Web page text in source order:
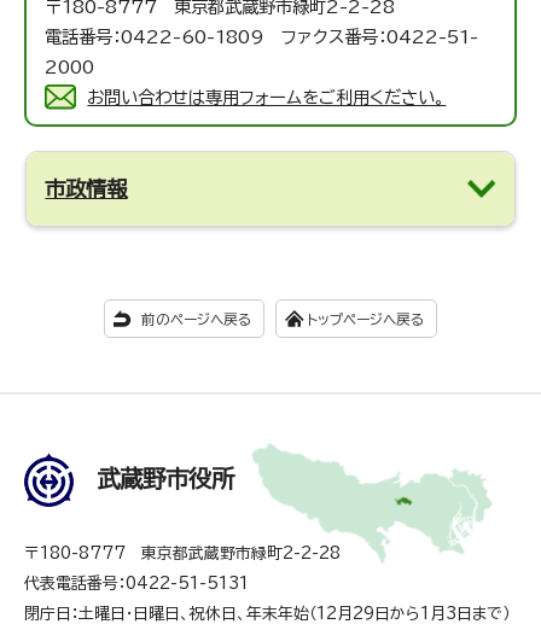
〒180-8777 東京都武蔵野市緑町2-2-28
電話番号：0422-60-1809 ファクス番号：0422-51-
2000
お問い合わせは専用フォームをご利用ください。
市政情報
前のページへ戻る トップページへ戻る
武蔵野市役所
〒180-8777 東京都武蔵野市緑町2-2-28
代表電話番号：0422-51-5131
閉庁日：土曜日・日曜日、祝休日、年末年始（12月29日から1月3日まで）